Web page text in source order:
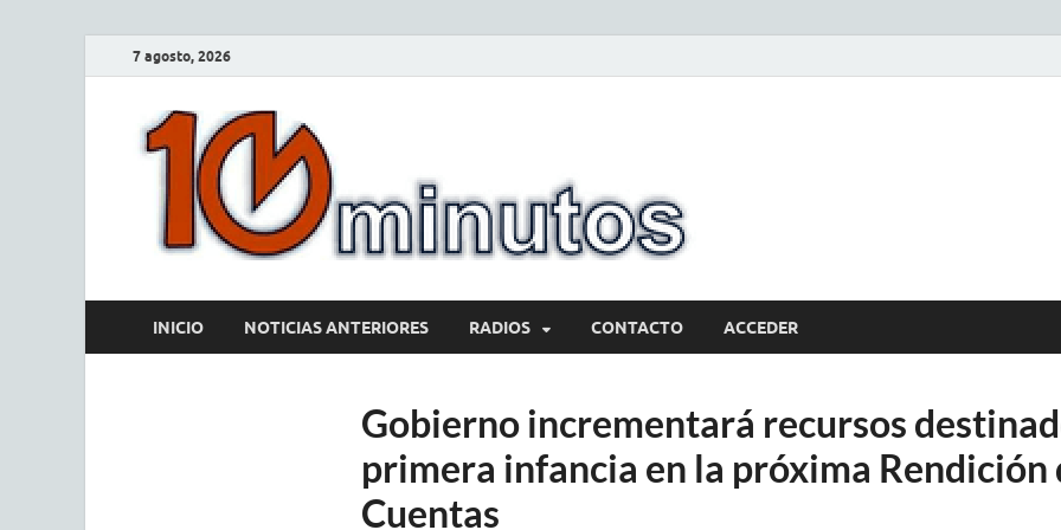
7 agosto, 2026
INICIO NOTICIAS ANTERIORES RADIOS CONTACTO ACCEDER
Gobierno incrementará recursos
primera infancia en la próxima Rendición
Cuentas